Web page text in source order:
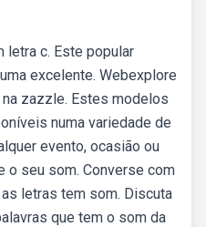
letra c. Este popular
excelente. Webexplore
zazzle. Estes modelos
numa variedade de
evento, ocasião ou
o seu som. Converse com
letras tem som. Discuta
que tem o som da